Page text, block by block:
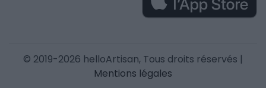
© 2019-2026 helloArtisan, Tous droits réservés |
Mentions légales